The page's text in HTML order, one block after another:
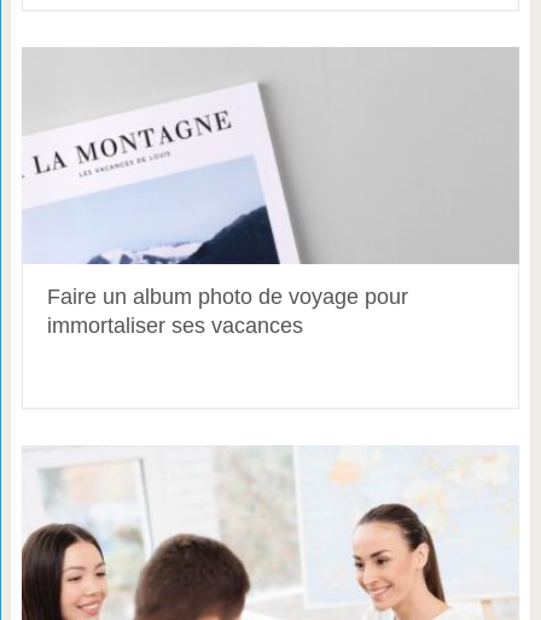
Faire un album photo de voyage pour
immortaliser ses vacances